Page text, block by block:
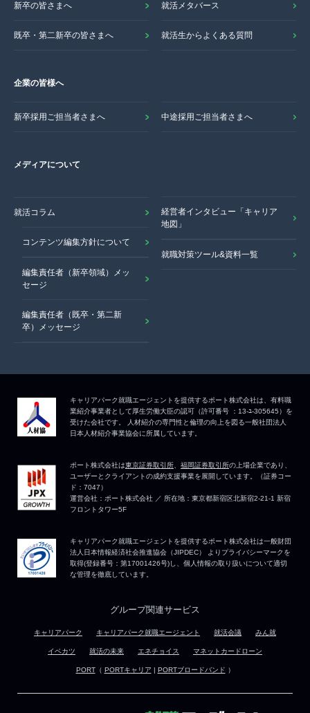
新卒の皆さまへ 就活メタバース
既卒・第二新卒の皆さまへ 就活生からよくある質問
企業の皆様へ
新卒採用ご担当者さまへ 中途採用ご担当者さまへ
メディアについて
就活コラム
コンテンツ編集方針について
編集責任者（新卒領域）メッ
セージ
編集責任者（既卒・第二新
卒）メッセージ
経営者インタビュー「キャリア
地図」
就職対策ツール&資料一覧